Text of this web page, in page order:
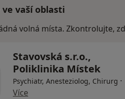
vaší oblasti
volná místa. Zkontrolujte,
Stavovská s.r.o.,
Poliklinika Místek
Psychiatr, Anesteziolog, Chirurg ·
Více